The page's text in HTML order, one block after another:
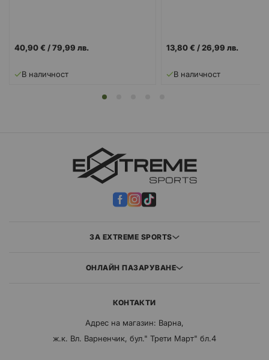
40,90 € /79,99 лв.
В наличност
13,80 € /26,99 лв.
В наличност
ЗА EXTREME SPORTS
ОНЛАЙН ПАЗАРУВАНЕ
КОНТАКТИ
Адрес на магазин: Варна,
ж.к. Вл. Варненчик, бул." Трети Март" бл.4